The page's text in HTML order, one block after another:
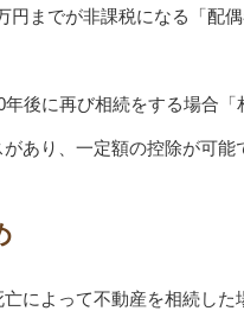
円までが非課税になる「配
年後に再び相続をする場合
あり、一定額の控除が可能
亡によって不動産を相続した